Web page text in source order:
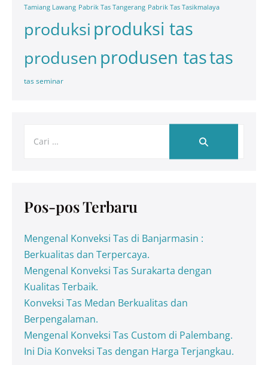
Tamiang Lawang Pabrik Tas Tangerang Pabrik Tas Tasikmalaya
produksi produksi tas
produsen produsen tastas
tas seminar
Pos-pos Terbaru
Mengenal Konveksi Tas di Banjarmasin :
Berkualitas dan Terpercaya.
Mengenal Konveksi Tas Surakarta dengan
Kualitas Terbaik.
Konveksi Tas Medan Berkualitas dan
Berpengalaman.
Mengenal Konveksi Tas Custom di Palembang.
Ini Dia Konveksi Tas dengan Harga Terjangkau.